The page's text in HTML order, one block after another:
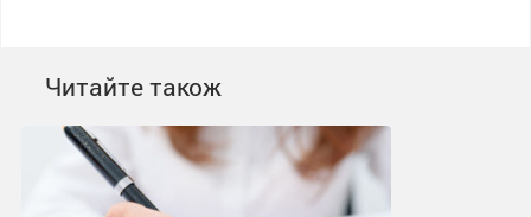
Читайте також